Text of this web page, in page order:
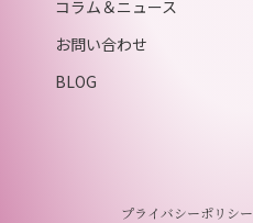
コラム＆ニュース
お問い合わせ
BLOG
プライバシーポリシー